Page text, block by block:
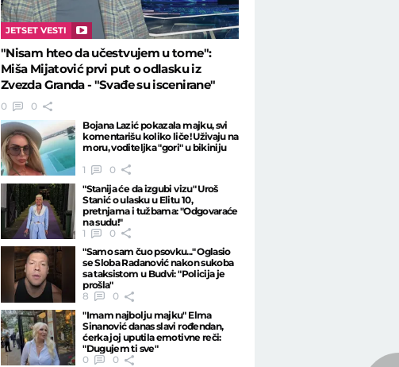
JETSET VESTI
"Nisam hteo da učestvujem u tome":
Miša Mijatović prvi put o odlasku iz
Zvezda Granda - "Svađe su iscenirane"
0
0
Bojana Lazić pokazala majku, svi
komentarišu koliko liče! Uživaju na
moru, voditeljka "gori" u bikiniju
1
0
"Stanija će da izgubi vizu" Uroš
Stanić o ulasku u Elitu 10,
pretnjama i tužbama: "Odgovaraće
na sudu!"
1
0
"Samo sam čuo psovku..." Oglasio
se Sloba Radanović nakon sukoba
sa taksistom u Budvi: "Policija je
prošla"
8
0
"Imam najbolju majku" Elma
Sinanović danas slavi rođendan,
ćerka joj uputila emotivne reči:
"Dugujem ti sve"
0
0